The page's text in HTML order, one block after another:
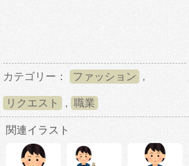
カテゴリー： ファッション ,
リクエスト , 職業
関連イラスト